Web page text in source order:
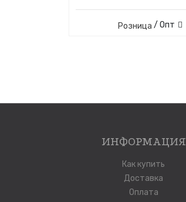
Розница / Опт
ИНФОРМАЦИЯ
Как купить
Доставка
Оплата